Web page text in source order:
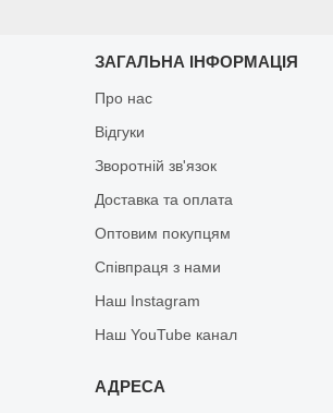
ЗАГАЛЬНА ІНФОРМАЦІЯ
Про нас
Відгуки
Зворотній зв'язок
Доставка та оплата
Оптовим покупцям
Співпраця з нами
Наш Instagram
Наш YouTube канал